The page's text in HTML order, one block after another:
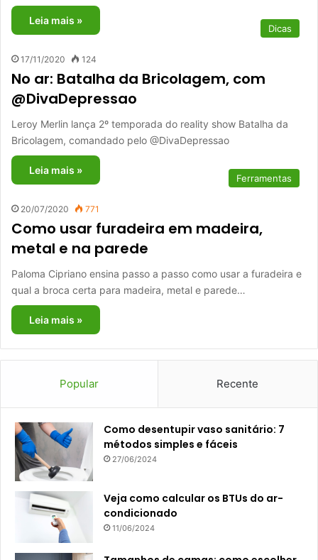
Leia mais »
Dicas
17/11/2020 124
No ar: Batalha da Bricolagem, com
@DivaDepressao
Leroy Merlin lança 2º temporada do reality show Batalha da
Bricolagem, comandado pelo @DivaDepressao
Leia mais »
Ferramentas
20/07/2020 771
Como usar furadeira em madeira,
metal e na parede
Paloma Cipriano ensina passo a passo como usar a furadeira e
qual a broca certa para madeira, metal e parede…
Leia mais »
Popular Recente
Como desentupir vaso sanitário: 7
métodos simples e fáceis
27/06/2024
Veja como calcular os BTUs do ar-
condicionado
11/06/2024